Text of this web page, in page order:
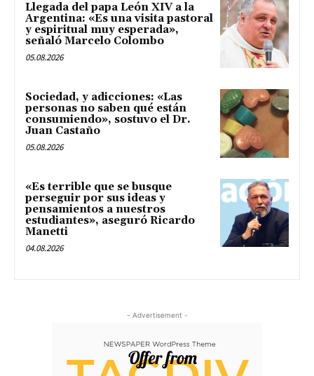
Llegada del papa León XIV a la
Argentina: «Es una visita pastoral
y espiritual muy esperada»,
señaló Marcelo Colombo
05.08.2026
Sociedad, y adicciones: «Las
personas no saben qué están
consumiendo», sostuvo el Dr.
Juan Castaño
05.08.2026
«Es terrible que se busque
perseguir por sus ideas y
pensamientos a nuestros
estudiantes», aseguró Ricardo
Manetti
04.08.2026
- Advertisement -